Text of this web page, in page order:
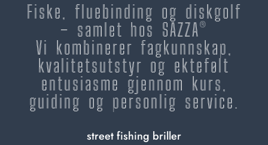
Fiske, fluebinding og diskgolf
– samlet hos SAZZA®
Vi kombinerer fagkunnskap,
kvalitetsutstyr og ektefølt
entusiasme gjennom kurs,
guiding og personlig service.
street fishing briller